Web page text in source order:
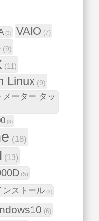
(3) VAIO (7)
(9)
(11)
Linux (9)
ーター タッ
(3)
(18)
(13)
(5)
ンストール (3)
(6)